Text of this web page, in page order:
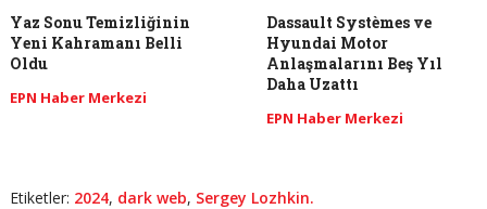
Yaz Sonu Temizliğinin
Yeni Kahramanı Belli
Oldu
EPN Haber Merkezi
Dassault Systèmes ve
Hyundai Motor
Anlaşmalarını Beş Yıl
Daha Uzattı
EPN Haber Merkezi
Etiketler: 2024, dark web, Sergey Lozhkin.